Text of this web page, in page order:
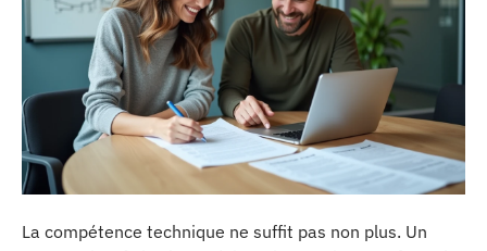
La compétence technique ne suffit pas non plus. Un